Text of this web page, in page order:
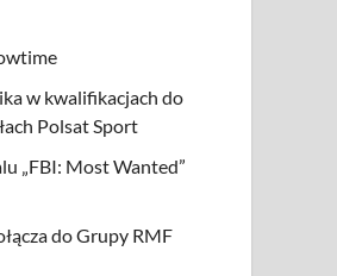
w kwalifikacjach do
Polsat Sport
„FBI: Most Wanted”
do Grupy RMF